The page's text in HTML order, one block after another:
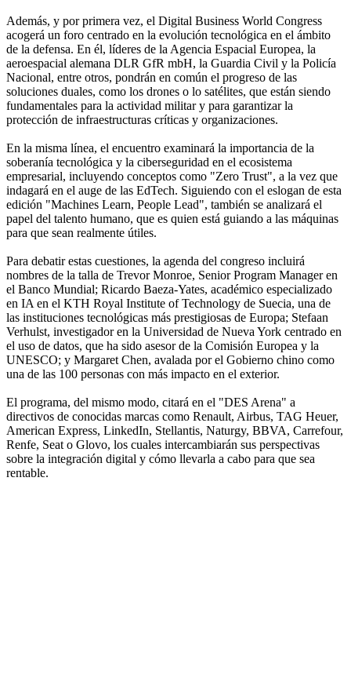
Además, y por primera vez, el Digital Business World Congress
acogerá un foro centrado en la evolución tecnológica en el ámbito
de la defensa. En él, líderes de la Agencia Espacial Europea, la
aeroespacial alemana DLR GfR mbH, la Guardia Civil y la Policía
Nacional, entre otros, pondrán en común el progreso de las
soluciones duales, como los drones o lo satélites, que están siendo
fundamentales para la actividad militar y para garantizar la
protección de infraestructuras críticas y organizaciones.
En la misma línea, el encuentro examinará la importancia de la
soberanía tecnológica y la ciberseguridad en el ecosistema
empresarial, incluyendo conceptos como "Zero Trust", a la vez que
indagará en el auge de las EdTech. Siguiendo con el eslogan de esta
edición "Machines Learn, People Lead", también se analizará el
papel del talento humano, que es quien está guiando a las máquinas
para que sean realmente útiles.
Para debatir estas cuestiones, la agenda del congreso incluirá
nombres de la talla de Trevor Monroe, Senior Program Manager en
el Banco Mundial; Ricardo Baeza-Yates, académico especializado
en IA en el KTH Royal Institute of Technology de Suecia, una de
las instituciones tecnológicas más prestigiosas de Europa; Stefaan
Verhulst, investigador en la Universidad de Nueva York centrado en
el uso de datos, que ha sido asesor de la Comisión Europea y la
UNESCO; y Margaret Chen, avalada por el Gobierno chino como
una de las 100 personas con más impacto en el exterior.
El programa, del mismo modo, citará en el "DES Arena" a
directivos de conocidas marcas como Renault, Airbus, TAG Heuer,
American Express, LinkedIn, Stellantis, Naturgy, BBVA, Carrefour,
Renfe, Seat o Glovo, los cuales intercambiarán sus perspectivas
sobre la integración digital y cómo llevarla a cabo para que sea
rentable.